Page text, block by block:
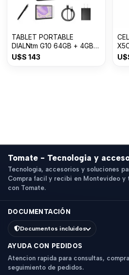
TABLET PORTABLE
DIALNtm G10 64GB + 4GB
10¨
U$S 143
Tomate - Tecnologia y
Tecnologia, accesorios y soluciones
Compra facil y recibi en Montevideo y
con Tomate.
DOCUMENTACIÓN
Documentos incluidos
AYUDA CON PEDIDOS
Atencion rapida para consultas,
seguimiento de pedidos.